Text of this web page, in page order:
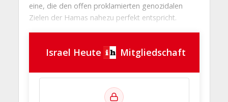
eine, die den offen proklamierten genozidalen
Zielen der Hamas nahezu perfekt entspricht.
Israel Heute Mitgliedschaft